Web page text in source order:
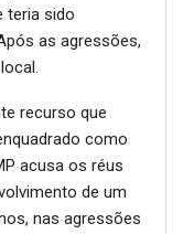
teria sido
as agressões,
recurso que
como
acusa os réus
de um
nas agressões